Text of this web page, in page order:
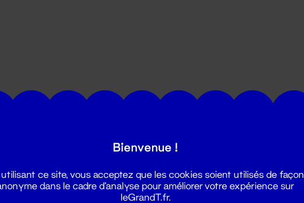
les actualités du Grand T :
Bienvenue !
ce site, vous acceptez que les cookies soient utilisés de façon
dans le cadre d'analyse pour améliorer votre expérience sur
leGrandT.fr.